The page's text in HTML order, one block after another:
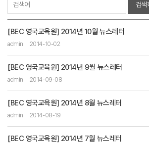
검색
[BEC 영국교육원] 2014년 10월 뉴스레터
admin 2014-10-02
[BEC 영국교육원] 2014년 9월 뉴스레터
admin 2014-09-08
[BEC 영국교육원] 2014년 8월 뉴스레터
admin 2014-08-19
[BEC 영국교육원] 2014년 7월 뉴스레터